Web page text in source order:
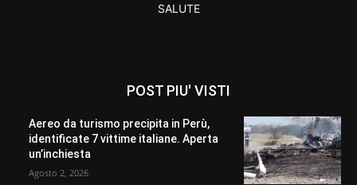
SALUTE
POST PIU' VISTI
Aereo da turismo precipita in Perù,
identificate 7 vittime italiane. Aperta
un’inchiesta
Agosto 2, 2026